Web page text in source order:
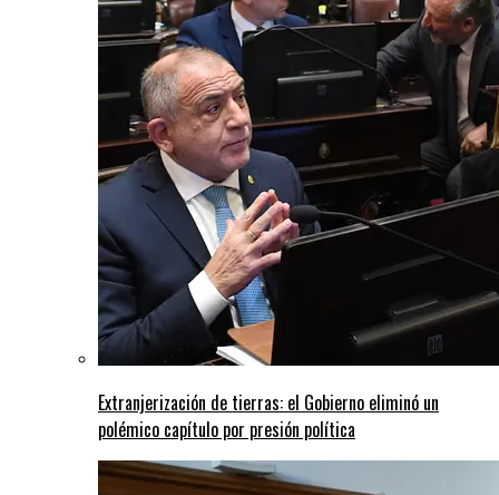
Extranjerización de tierras: el Gobierno eliminó un
polémico capítulo por presión política